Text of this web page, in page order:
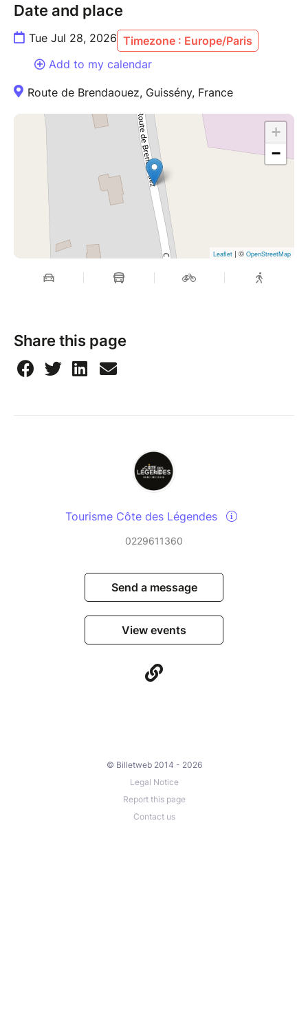
Date and place
Tue Jul 28, 2026 Timezone : Europe/Paris
Add to my calendar
Route de Brendaouez, Guissény, France
+
−
Leaflet | © OpenStreetMap
Share this page
Tourisme Côte des Légendes
0229611360
Send a message
View events
© Billetweb 2014 - 2026
Legal Notice
Report this page
Contact us